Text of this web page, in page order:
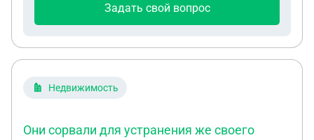
Задать свой вопрос
Недвижимость
Они сорвали для устранения же своего